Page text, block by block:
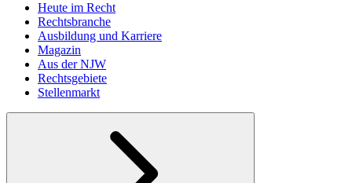
Heute im Recht
Rechtsbranche
Ausbildung und Karriere
Magazin
Aus der NJW
Rechtsgebiete
Stellenmarkt